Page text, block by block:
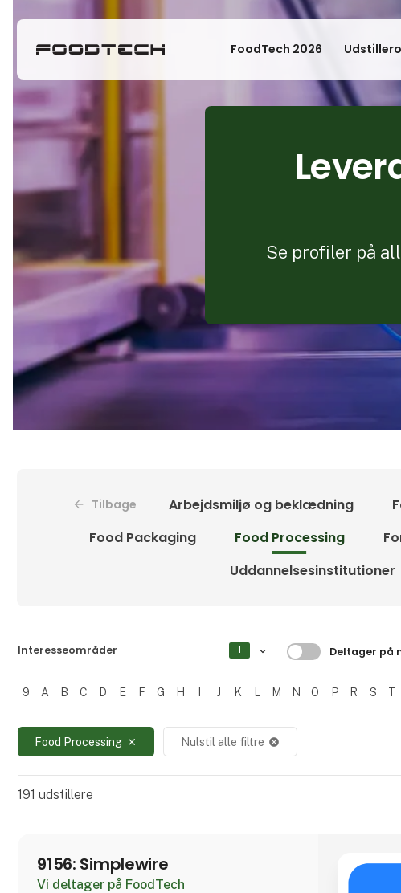
FoodTech 2026
Se profiler på
Tilbage Arbejdsmiljø og beklædning
Food Packaging
Food Processing
Uddannelsesinstitutioner
Interesseområder 1 FiltrerDeltager på
Filtrer resultater
9 A B C D E F G H J K L M N O P R S T
Food Processing close Nulstil alle filtre cancel
191 udstillere
9156: Simplewire
Vi deltager på FoodTech